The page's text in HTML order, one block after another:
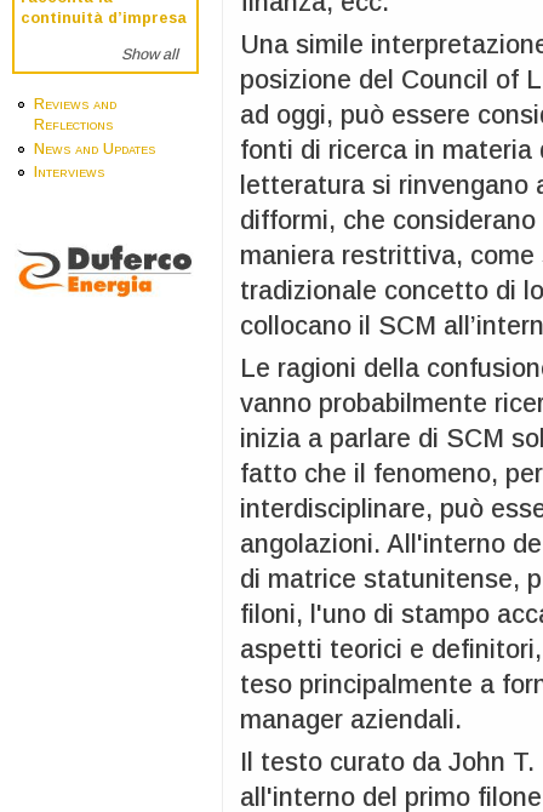
continuità d’impresa
Show all
Reviews and
Reflections
News and Updates
Interviews
Una simile
posizione del Council of
ad oggi, può essere
fonti di ricerca in
letteratura si rinvengano
difformi, che
maniera restrittiva,
tradizionale concetto di
collocano il SCM
Le ragioni della
vanno probabilmente
inizia a parlare di SCM
fatto che il fenomeno,
interdisciplinare, può
angolazioni. All'interno
di matrice statunitense,
filoni, l'uno di stampo
aspetti teorici e
teso principalmente a
manager aziendali.
Il testo curato da John
all'interno del primo